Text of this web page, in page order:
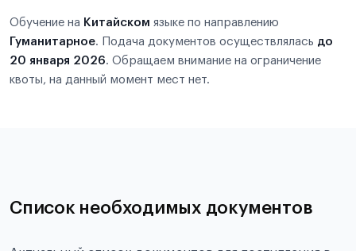
Обучение на Китайском языке по направлению
Гуманитарное. Подача документов осуществлялась до
20 января 2026. Обращаем внимание на ограничение
квоты, на данный момент мест нет.
Список необходимых документов